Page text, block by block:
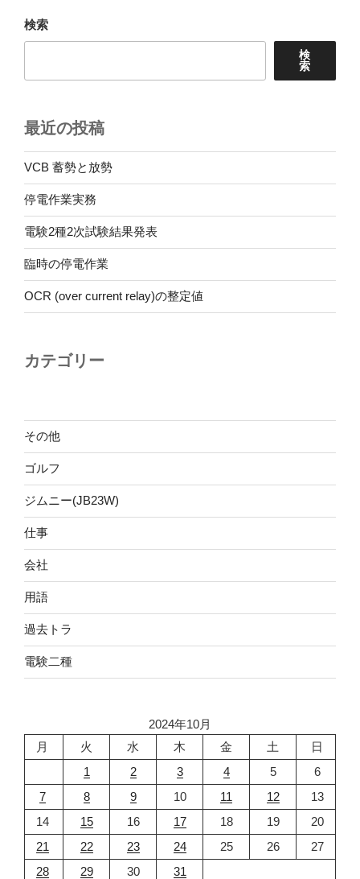
ン
検索
検
索
最近の投稿
VCB 蓄勢と放勢
停電作業実務
電験2種2次試験結果発表
臨時の停電作業
OCR (over current relay)の整定値
カテゴリー
その他
ゴルフ
ジムニー(JB23W)
仕事
会社
用語
過去トラ
電験二種
2024年10月
月
火 水 木 金 土
日
1
2 3 4 5
6
7
8 9 10 11 12
13
14
15 16 17 18 19
20
21
22 23 24 25 26
27
28
29 30
31